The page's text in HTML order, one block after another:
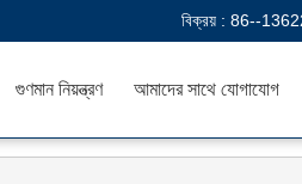
বিক্রয় : 86--
গুণমান নিয়ন্ত্রণ আমাদের সাথে যোগাযোগ